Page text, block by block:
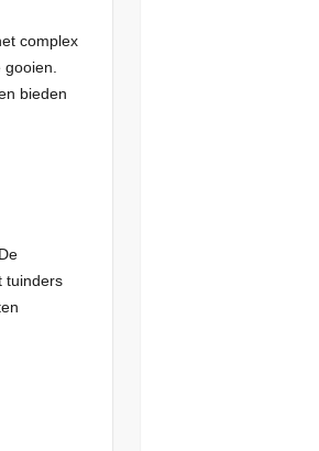
complex
bieden
tuinders